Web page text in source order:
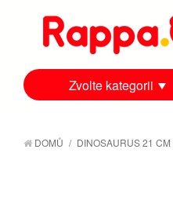
Zvolte kategorii
DOMŮ / DINOSAURUS 21 CM